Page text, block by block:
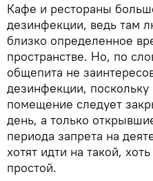
Кафе и рестораны
дезинфекции, ведь там
близко определенное
пространстве. Но, по
общепита не
дезинфекции,
помещение следует
день, а только
периода запрета на
хотят идти на такой,
простой.